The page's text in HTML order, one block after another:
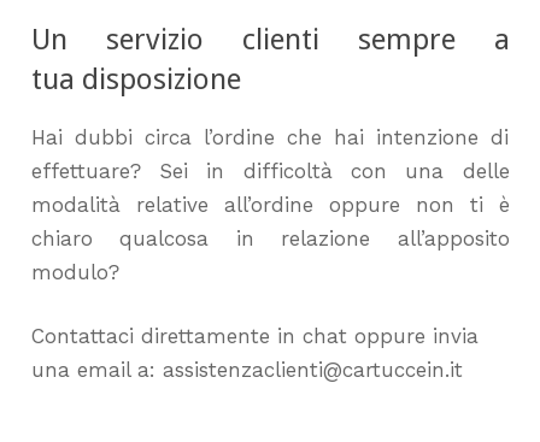
Un servizio clienti sempre a
tua disposizione
Hai dubbi circa l’ordine che hai intenzione di
effettuare? Sei in difficoltà con una delle
modalità relative all’ordine oppure non ti è
chiaro qualcosa in relazione all’apposito
modulo?
Contattaci direttamente in chat oppure invia
una email a: assistenzaclienti@cartuccein.it